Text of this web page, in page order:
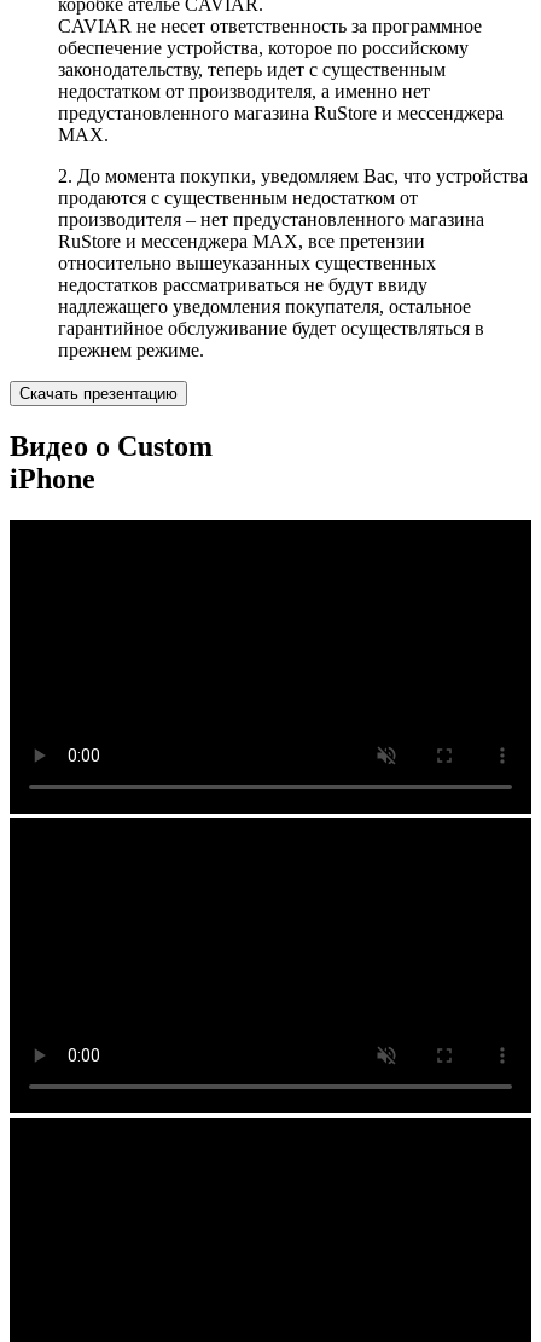
коробке ателье CAVIAR.
CAVIAR не несет ответственность за программное
обеспечение устройства, которое по российскому
законодательству, теперь идет с существенным
недостатком от производителя, а именно нет
предустановленного магазина RuStore и мессенджера
MAX.
2. До момента покупки, уведомляем Вас, что устройства
продаются с существенным недостатком от
производителя – нет предустановленного магазина
RuStore и мессенджера MAX, все претензии
относительно вышеуказанных существенных
недостатков рассматриваться не будут ввиду
надлежащего уведомления покупателя, остальное
гарантийное обслуживание будет осуществляться в
прежнем режиме.
Скачать презентацию
Видео о Custom
iPhone